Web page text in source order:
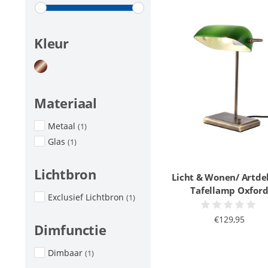
Kleur
Materiaal
Metaal (1)
Glas (1)
Lichtbron
Exclusief Lichtbron (1)
Dimfunctie
Dimbaar (1)
Licht & Wonen/
Tafellamp Oxford
€129,95